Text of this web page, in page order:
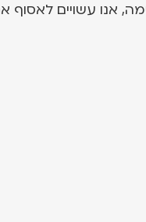
אנו עשויים לאסוף